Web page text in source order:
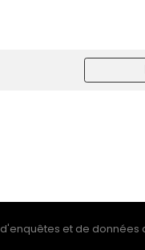
et de données